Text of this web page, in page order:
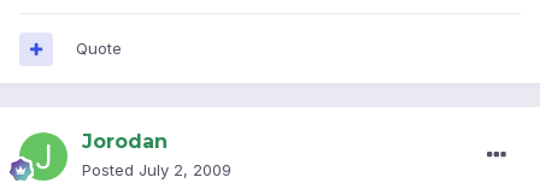
Quote
Jorodan
Posted July 2, 2009